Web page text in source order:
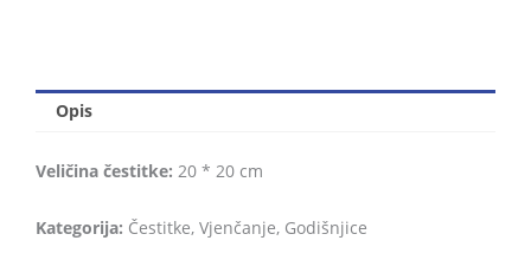
Opis
Veličina čestitke: 20 * 20 cm
Kategorija: Čestitke, Vjenčanje, Godišnjice